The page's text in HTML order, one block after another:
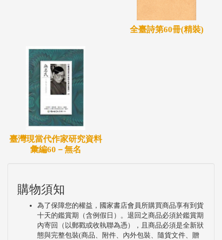
全臺詩第60冊(精裝)
臺灣現當代作家研究資料
彙編60－無名
購物須知
為了保障您的權益，國家書店會員所購買商品享有到貨
十天的鑑賞期（含例假日）。退回之商品必須於鑑賞期
內寄回（以郵戳或收執聯為憑），且商品必須是全新狀
態與完整包裝(商品、附件、內外包裝、隨貨文件、贈